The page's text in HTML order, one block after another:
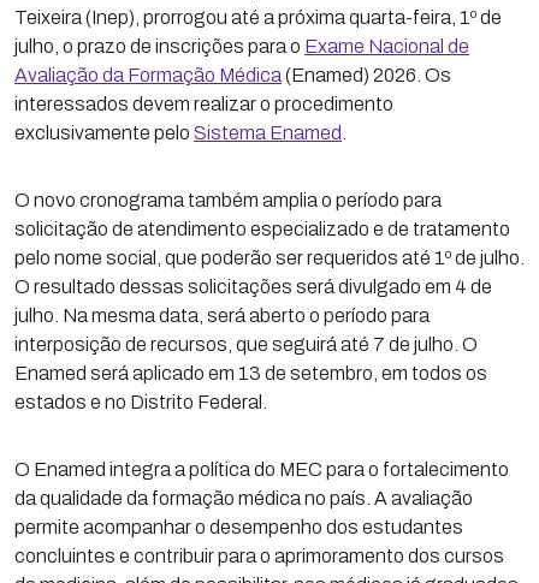
Teixeira (Inep), prorrogou até a próxima quarta-feira, 1º de
julho, o prazo de inscrições para o Exame Nacional de
Avaliação da Formação Médica (Enamed) 2026. Os
interessados devem realizar o procedimento
exclusivamente pelo Sistema Enamed
O novo cronograma também amplia o período para
solicitação de atendimento especializado e de tratamento
pelo nome social, que poderão ser requeridos até 1º de julho.
O resultado dessas solicitações será divulgado em 4 de
julho. Na mesma data, será aberto o período para
interposição de recursos, que seguirá até 7 de julho. O
Enamed será aplicado em 13 de setembro, em todos os
estados e no Distrito Federal.
O Enamed integra a política do MEC para o fortalecimento
da qualidade da formação médica no país. A avaliação
permite acompanhar o desempenho dos estudantes
concluintes e contribuir para o aprimoramento dos cursos